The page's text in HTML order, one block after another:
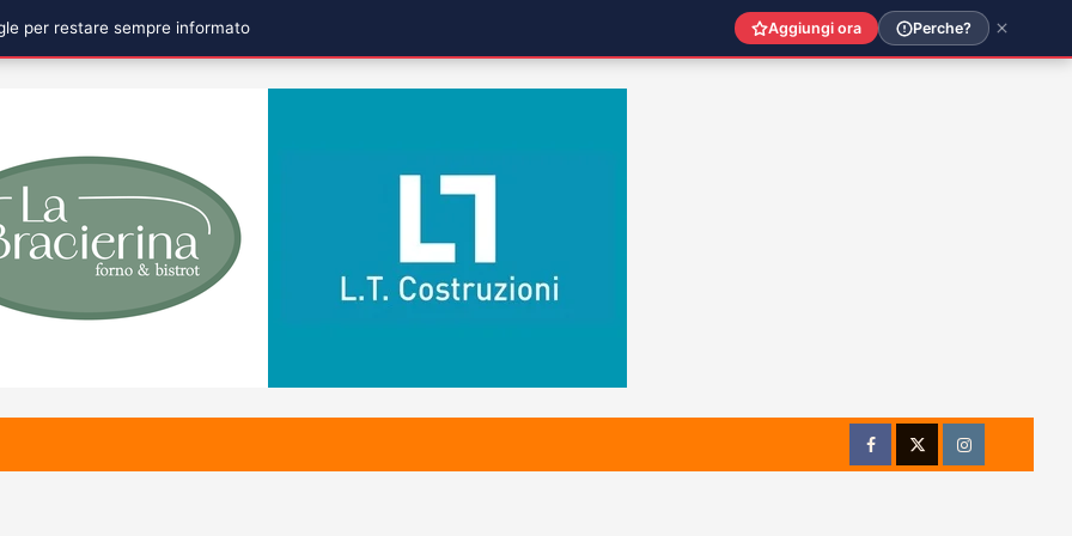
FacebookTwitterInstagram
per restare sempre informato Aggiungi ora Perche?